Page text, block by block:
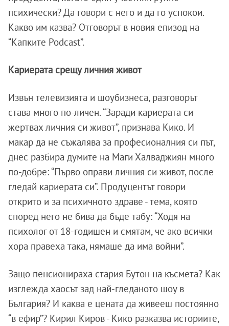
психически? Да говори с него и да го успокои.
Какво им казва? Отговорът в новия епизод на
“Капките Podcast”.
Кариерата срещу личния живот
Извън телевизията и шоубизнеса, разговорът
става много по-личен. “Заради кариерата си
жертвах личния си живот”, признава Кико. И
макар да не съжалява за професионалния си път,
днес разбира думите на Маги Халваджиян много
по-добре: “Първо оправи личния си живот, после
гледай кариерата си”. Продуцентът говори
открито и за психичното здраве - тема, която
според него не бива да бъде табу: “Ходя на
психолог от 18-годишен и смятам, че ако всички
хора правеха така, нямаше да има войни”.
Защо пенсионираха стария Бутон на късмета? Как
изглежда хаосът зад най-гледаното шоу в
България? И каква е цената да живееш постоянно
“в ефир”? Кирил Киров - Кико разказва историите,